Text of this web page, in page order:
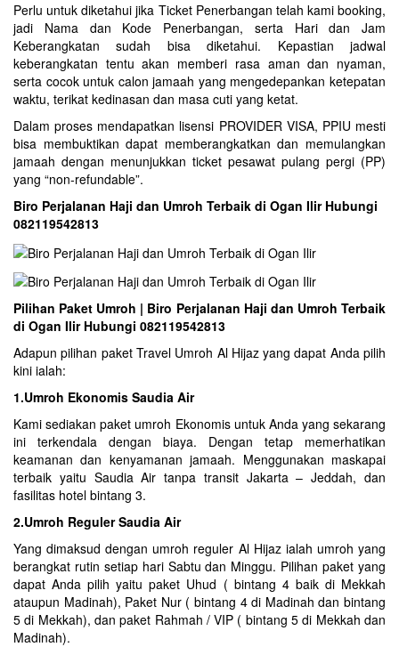
Perlu untuk diketahui jika Ticket Penerbangan telah kami booking,
jadi Nama dan Kode Penerbangan, serta Hari dan Jam
Keberangkatan sudah bisa diketahui. Kepastian jadwal
keberangkatan tentu akan memberi rasa aman dan nyaman,
serta cocok untuk calon jamaah yang mengedepankan ketepatan
waktu, terikat kedinasan dan masa cuti yang ketat.
Dalam proses mendapatkan lisensi PROVIDER VISA, PPIU mesti
bisa membuktikan dapat memberangkatkan dan memulangkan
jamaah dengan menunjukkan ticket pesawat pulang pergi (PP)
yang “non-refundable”.
Biro Perjalanan Haji dan Umroh Terbaik di Ogan Ilir Hubungi
082119542813
Pilihan Paket Umroh | Biro Perjalanan Haji dan Umroh Terbaik
di Ogan Ilir Hubungi 082119542813
Adapun pilihan paket Travel Umroh Al Hijaz yang dapat Anda pilih
kini ialah:
1.Umroh Ekonomis Saudia Air
Kami sediakan paket umroh Ekonomis untuk Anda yang sekarang
ini terkendala dengan biaya. Dengan tetap memerhatikan
keamanan dan kenyamanan jamaah. Menggunakan maskapai
terbaik yaitu Saudia Air tanpa transit Jakarta – Jeddah, dan
fasilitas hotel bintang 3.
2.Umroh Reguler Saudia Air
Yang dimaksud dengan umroh reguler Al Hijaz ialah umroh yang
berangkat rutin setiap hari Sabtu dan Minggu. Pilihan paket yang
dapat Anda pilih yaitu paket Uhud ( bintang 4 baik di Mekkah
ataupun Madinah), Paket Nur ( bintang 4 di Madinah dan bintang
5 di Mekkah), dan paket Rahmah / VIP ( bintang 5 di Mekkah dan
Madinah).